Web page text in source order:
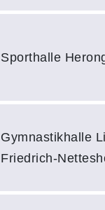
Sporthalle
Gymnastikhalle
Friedrich-